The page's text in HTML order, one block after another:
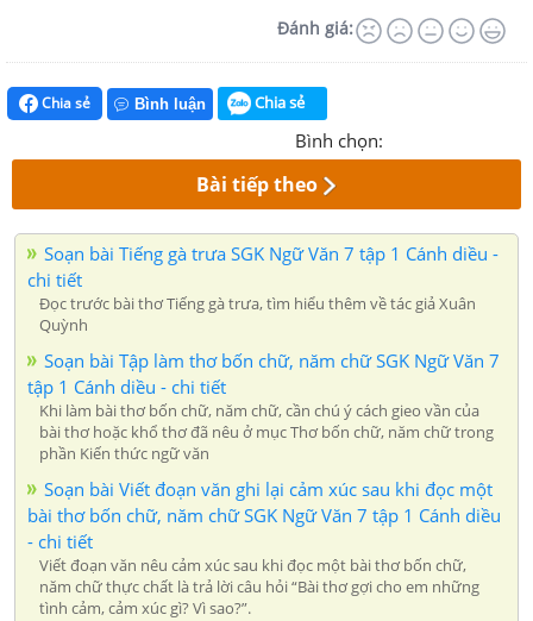
Đánh giá:
Chia sẻ Bình luận Chia sẻ
Bình chọn:
Bài tiếp theo
Soạn bài Tiếng gà trưa SGK Ngữ Văn 7 tập 1 Cánh diều -
chi tiết
Đọc trước bài thơ Tiếng gà trưa, tìm hiểu thêm về tác giả Xuân
Quỳnh
Soạn bài Tập làm thơ bốn chữ, năm chữ SGK Ngữ Văn 7
tập 1 Cánh diều - chi tiết
Khi làm bài thơ bốn chữ, năm chữ, cần chú ý cách gieo vần của
bài thơ hoặc khổ thơ đã nêu ở mục Thơ bốn chữ, năm chữ trong
phần Kiến thức ngữ văn
Soạn bài Viết đoạn văn ghi lại cảm xúc sau khi đọc một
bài thơ bốn chữ, năm chữ SGK Ngữ Văn 7 tập 1 Cánh diều
- chi tiết
Viết đoạn văn nêu cảm xúc sau khi đọc một bài thơ bốn chữ,
năm chữ thực chất là trả lời câu hỏi “Bài thơ gợi cho em những
tình cảm, cảm xúc gì? Vì sao?”.